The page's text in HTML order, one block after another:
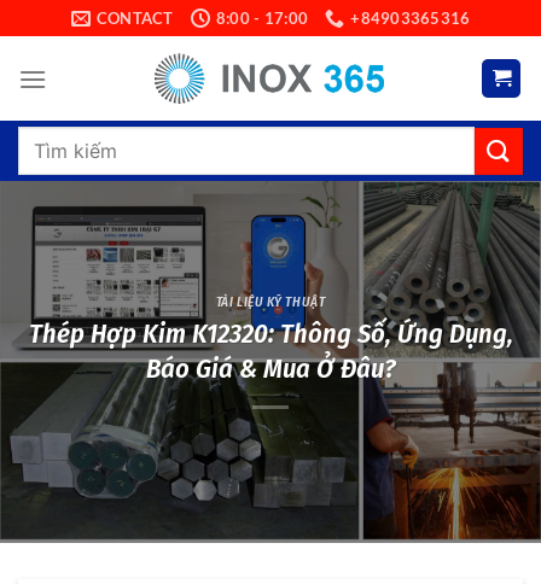
to
content
CONTACT 8:00 - 17:00 +84903365316
Search
TÀI LIỆU KỸ THUẬT
Thép Hợp Kim K12320: Thông Số, Ứng Dụng,
Báo Giá & Mua Ở Đâu?